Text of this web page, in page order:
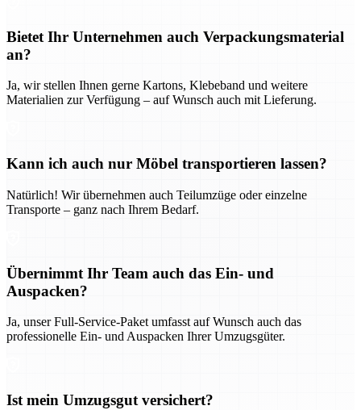
Bietet Ihr Unternehmen auch Verpackungsmaterial
an?
Ja, wir stellen Ihnen gerne Kartons, Klebeband und weitere
Materialien zur Verfügung – auf Wunsch auch mit Lieferung.
Kann ich auch nur Möbel transportieren lassen?
Natürlich! Wir übernehmen auch Teilumzüge oder einzelne
Transporte – ganz nach Ihrem Bedarf.
Übernimmt Ihr Team auch das Ein- und
Auspacken?
Ja, unser Full-Service-Paket umfasst auf Wunsch auch das
professionelle Ein- und Auspacken Ihrer Umzugsgüter.
Ist mein Umzugsgut versichert?